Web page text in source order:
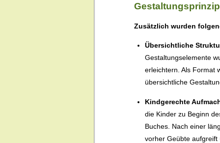
Zusätzlich wurden
Übersichtliche
Gestaltungselemente
erleichtern. Als Format
übersichtliche
Kindgerechte
die Kinder zu Beginn
Buches. Nach einer
vorher Geübte